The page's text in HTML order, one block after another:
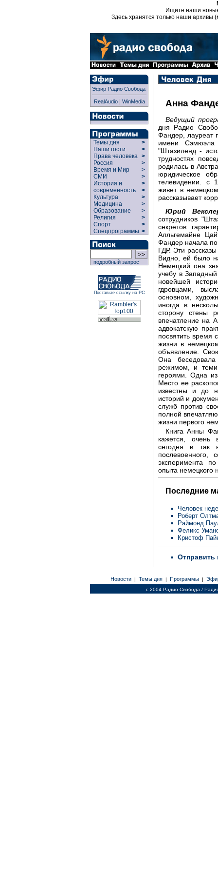
Ищите наши
Здесь хранятся только наши архивы
Эфир Радио Свобода
RealAudio| WinMedia
Темы дня
>
Наши гости
>
Права человека >
Россия
>
Время и Мир
>
СМИ
>
История и
современность
>
>
Культура
>
Медицина
>
Образование
>
Религия
>
Спорт
>
Спецпрограммы >
подробный запрос
Поставьте ссылку на РС
Анна
Ведущий
дня Радио
Фандер, лауреат
имени Сэмюэла
"Штазиленд -
трудностях
родилась в
юридическое
телевидении. с
живет в
рассказывает
Юрий
сотрудников
секретов
Алльгемайне
Фандер начала
ГДР. Эти
Видно, ей было
Немецкий она
учебу в
новейшей
гдровцами,
основном,
иногда в
сторону стены
впечатление на
адвокатскую
посвятить время
жизни в
объявление.
Она
режимом, и
героями. Одна
Место ее
известны и до
историй и
служб против
полной
жизни первого
Книга Анны
кажется, очень
сегодня в так
послевоенного,
эксперимента
опыта немецкого
Последние
Человек
Роберт
Раймонд
Феликс
Кристоф
Отправить
Новости | Темы дня | Программы |
c 2004 Радио Свобода /